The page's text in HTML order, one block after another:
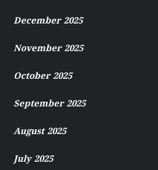
December 2025
November 2025
October 2025
September 2025
August 2025
July 2025